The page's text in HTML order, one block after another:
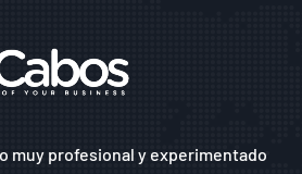
muy profesional y experimentado